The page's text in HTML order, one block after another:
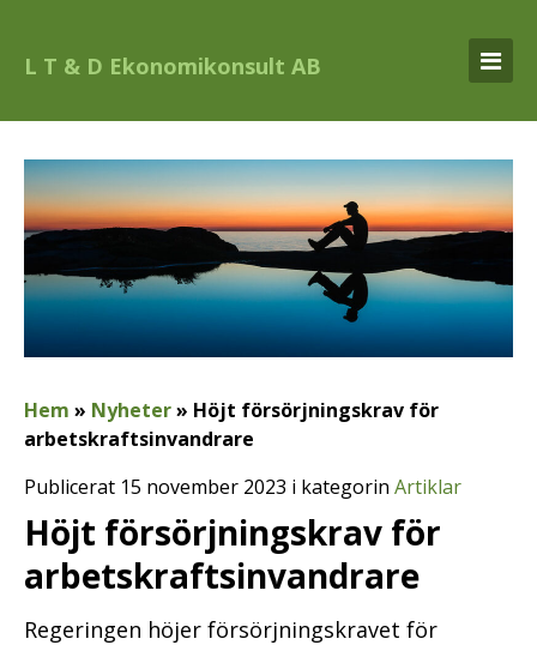
L T & D Ekonomikonsult AB
Hem » Nyheter» Höjt försörjningskrav för
arbetskraftsinvandrare
Publicerat 15 november 2023 i kategorin Artiklar
Höjt försörjningskrav för
arbetskraftsinvandrare
Regeringen höjer försörjningskravet för